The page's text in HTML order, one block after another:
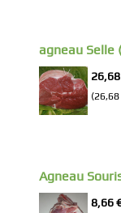
agneau Selle
Agneau
8,66